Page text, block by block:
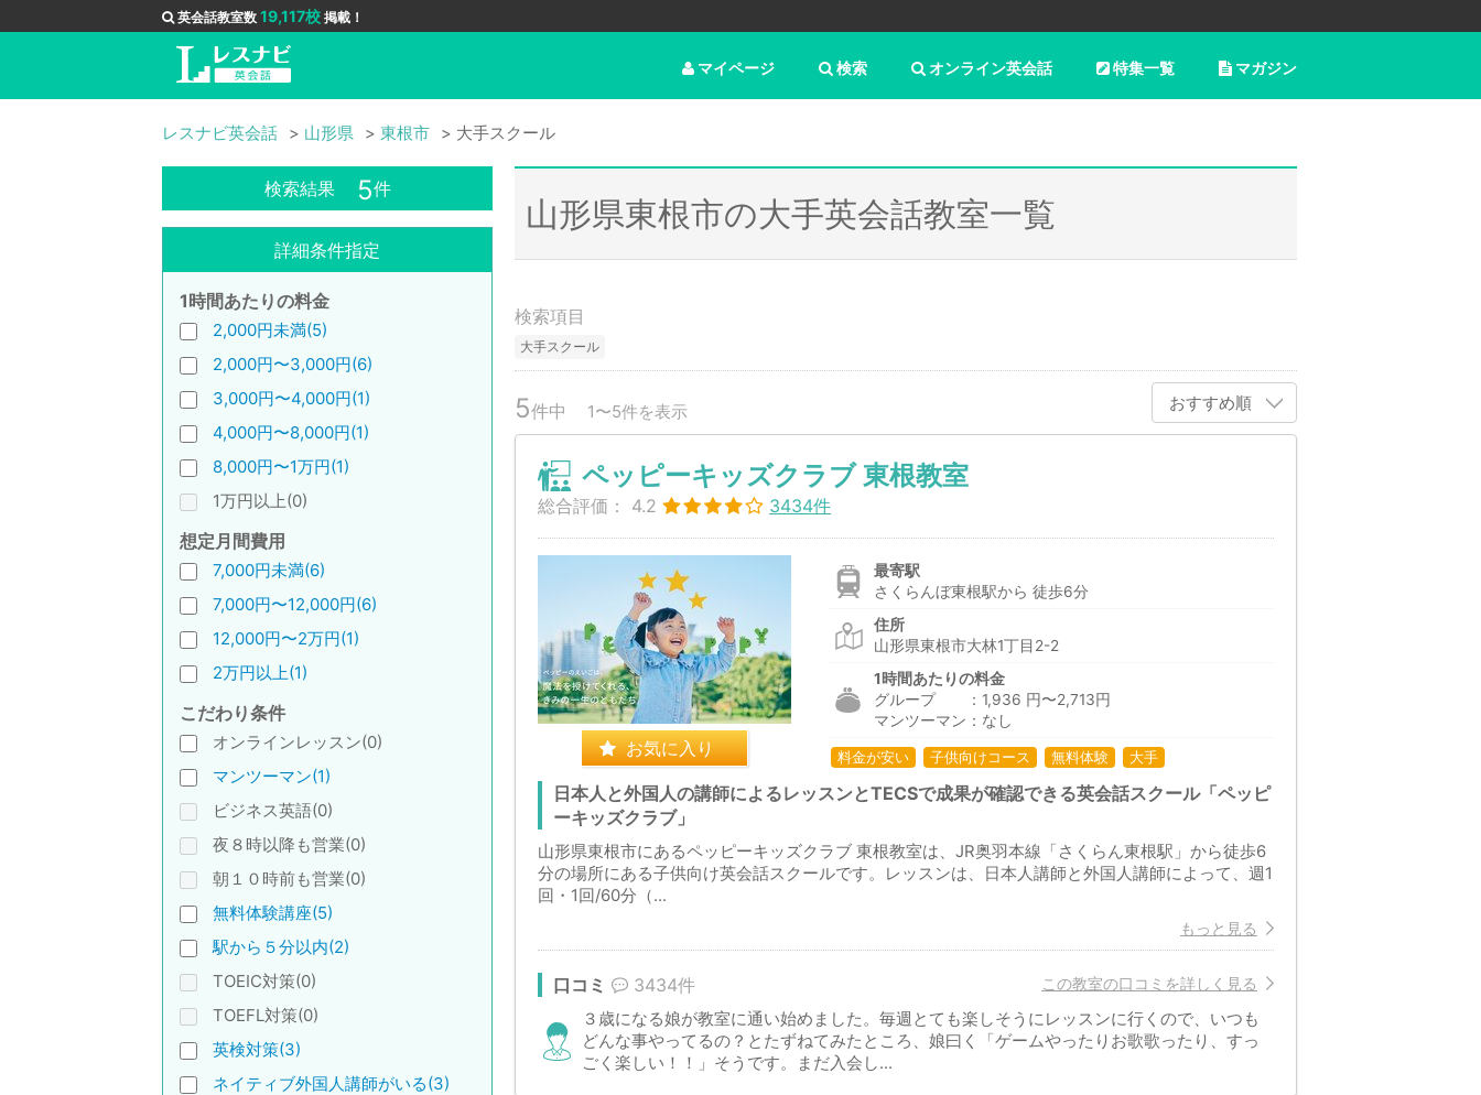
英会話教室数 19,117校 掲載！
マガジン
特集一覧
オンライン英会話
検索
マイページ
レスナビ英会話 山形県 東根市 大手スクール
検索結果 5件
詳細条件指定
1時間あたりの料金
2,000円未満(5)
2,000円〜3,000円(6)
3,000円〜4,000円(1)
4,000円〜8,000円(1)
8,000円〜1万円(1)
1万円以上(0)
想定月間費用
7,000円未満(6)
7,000円〜12,000円(6)
12,000円〜2万円(1)
2万円以上(1)
こだわり条件
オンラインレッスン(0)
マンツーマン(1)
ビジネス英語(0)
夜８時以降も営業(0)
朝１０時前も営業(0)
無料体験講座(5)
駅から５分以内(2)
TOEIC対策(0)
TOEFL対策(0)
英検対策(3)
ネイティブ外国人講師がいる(3)
山形県東根市の大手英会話教室一覧
検索項目
大手スクール
5件中 1〜5件を表示 おすすめ順
ペッピーキッズクラブ 東根教室
総合評価： 4.2 3434件
お気に入り
最寄駅
さくらんぼ東根駅から 徒歩6分
住所
山形県東根市大林1丁目2-2
1時間あたりの料金
グループ ：1,936 円〜2,713円
マンツーマン：なし
料金が安い 子供向けコース 無料体験 大手
日本人と外国人の講師によるレッスンとTECSで成果が確認できる英会話スクール「ペッピ
ーキッズクラブ」
山形県東根市にあるペッピーキッズクラブ 東根教室は、JR奥羽本線「さくらん東根駅」から徒歩6
分の場所にある子供向け英会話スクールです。レッスンは、日本人講師と外国人講師によって、週1
回・1回/60分（...
もっと見る
この教室の口コミを詳しく見る
口コミ 3434件
３歳になる娘が教室に通い始めました。毎週とても楽しそうにレッスンに行くので、いつも
どんな事やってるの？とたずねてみたところ、娘曰く「ゲームやったりお歌歌ったり、すっ
ごく楽しい！！」そうです。まだ入会し...